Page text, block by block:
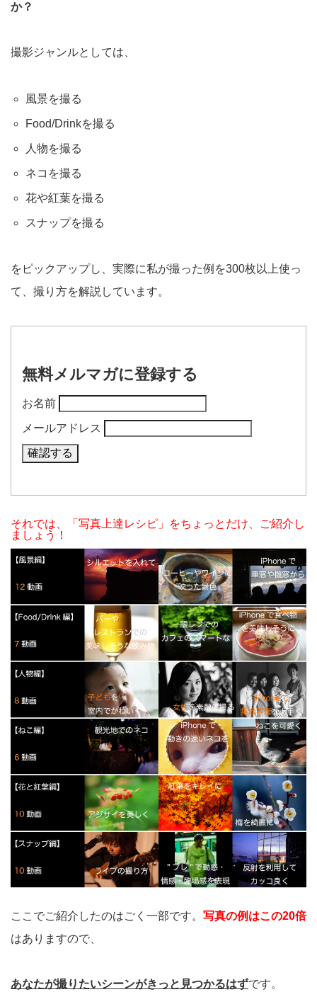
か？
撮影ジャンルとしては、
風景を撮る
Food/Drinkを撮る
人物を撮る
ネコを撮る
花や紅葉を撮る
スナップを撮る
をピックアップし、実際に私が撮った例を300枚以上使っ
て、撮り方を解説しています。
無料メルマガに登録する
お名前
メールアドレス
それでは、「写真上達レシピ」をちょっとだけ、ご紹介し
ましょう！
ここでご紹介したのはごく一部です。 写真の例はこの20倍
はありますので、
あなたが撮りたいシーンがきっと見つかるはずです。